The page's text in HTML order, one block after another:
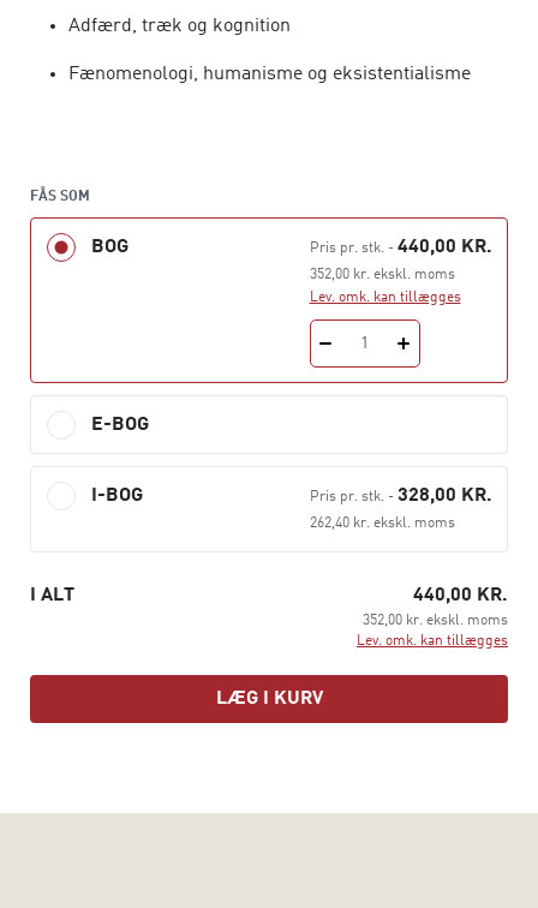
Adfærd, træk og kognition
Fænomenologi, humanisme og eksistentialisme
Nyere tendenser i personlighedspsykologi
Personlighedspsykologi
henvender sig til
psykologistuderende og alle, som interesserer sig for
psykologi og personlighed. Den er baseret på den nyeste
internationale forskning og teoriudvikling.
Bogen er redigeret af:
Simo Køppe, professor MSO, dr.med., ph.d. (biologi),
personlighedspsykologi og videnskabsteori ved Institut
for Psykologi, Københavns Universitet.
Jesper Dammeyer
, cand.psych.aut., ph.d., b.ed., lektor.
Underviser i personlighedspsykologi og pædagogisk
psykologi ved Institut for Psykologi, Københavns
FÅS SOM
BOG Pris pr. stk.- 440,00 KR.
352,00 kr. ekskl. moms
Lev. omk. kan tillægges
1
E-BOG
I-BOG Pris pr. stk.- 328,00 KR.
262,40 kr. ekskl. moms
I ALT 440,00 KR.
352,00 kr. ekskl. moms
Lev. omk. kan tillægges
LÆG I KURV